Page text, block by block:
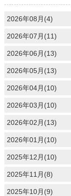
2026年08月(4)
2026年07月(11)
2026年06月(13)
2026年05月(13)
2026年04月(10)
2026年03月(10)
2026年02月(13)
2026年01月(10)
2025年12月(10)
2025年11月(8)
2025年10月(9)